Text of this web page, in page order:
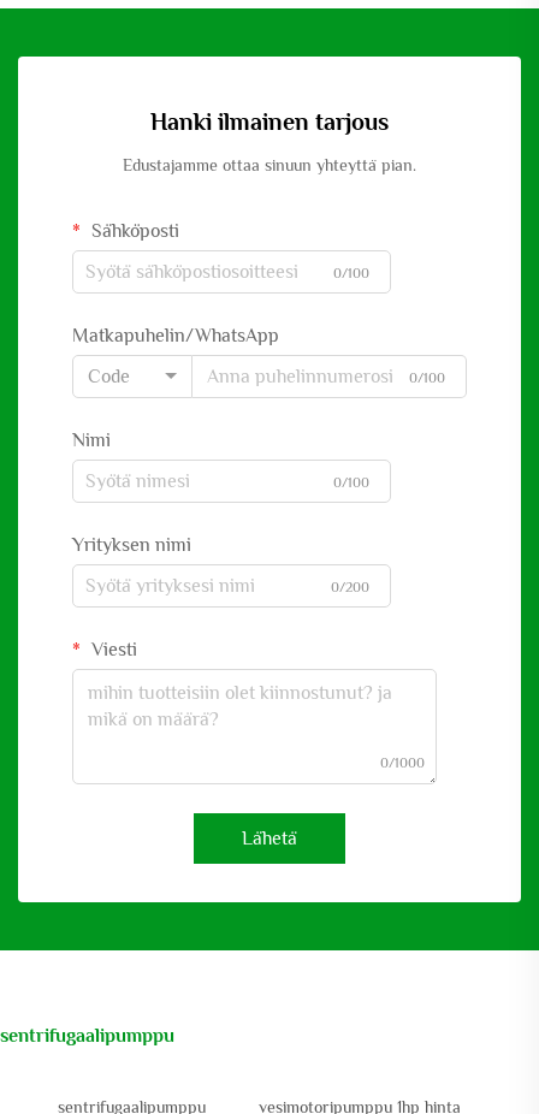
Hanki ilmainen tarjous
Edustajamme ottaa sinuun yhteyttä pian.
Sähköposti
0/100
Matkapuhelin/WhatsApp
Code
0/100
Nimi
0/100
Yrityksen nimi
0/200
Viesti
0/1000
Lähetä
sentrifugaalipumppu
sentrifugaalipumppu vesimotoripumppu 1hp hinta